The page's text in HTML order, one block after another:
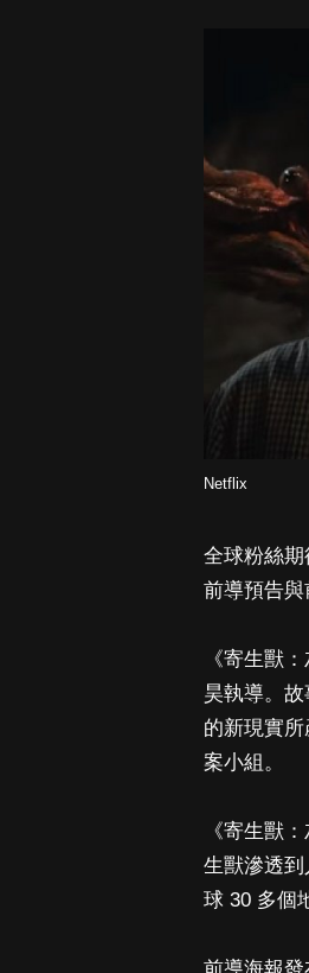
Netflix
全球粉絲
前導預告與
《寄生獸
昊執導。
的新現實
案小組。
《寄生獸
生獸滲透
球 30 多個